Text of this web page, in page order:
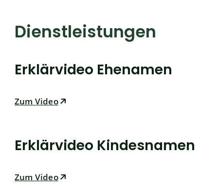
Dienstleistungen
Erklärvideo Ehenamen
Zum Video
Erklärvideo Kindesnamen
Zum Video